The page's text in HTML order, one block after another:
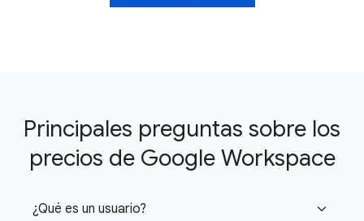
Principales preguntas sobre los
precios de Google Workspace
¿Qué es un usuario? expand_more